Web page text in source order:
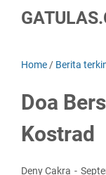
Home / Berita
Doa
Kostrad
Deny Cakra